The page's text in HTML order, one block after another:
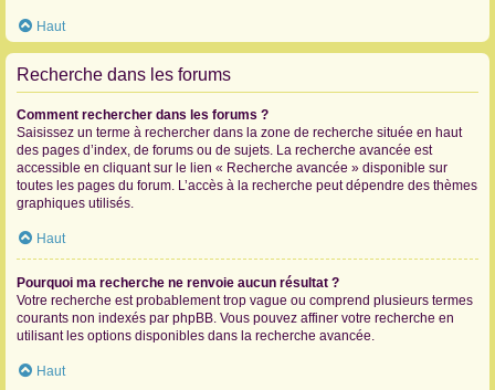
Haut
Recherche dans les forums
Comment rechercher dans les forums ?
Saisissez un terme à rechercher dans la zone de recherche située en haut
des pages d’index, de forums ou de sujets. La recherche avancée est
accessible en cliquant sur le lien « Recherche avancée » disponible sur
toutes les pages du forum. L’accès à la recherche peut dépendre des thèmes
graphiques utilisés.
Haut
Pourquoi ma recherche ne renvoie aucun résultat ?
Votre recherche est probablement trop vague ou comprend plusieurs termes
courants non indexés par phpBB. Vous pouvez affiner votre recherche en
utilisant les options disponibles dans la recherche avancée.
Haut